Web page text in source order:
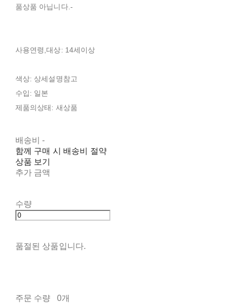
품상품 아닙니다.-
사용연령,대상: 14세이상
색상: 상세설명참고
수입: 일본
제품의상태: 새상품
배송비-
함께 구매 시 배송비 절약
상품 보기
추가 금액
수량
품절된 상품입니다.
주문 수량
0개